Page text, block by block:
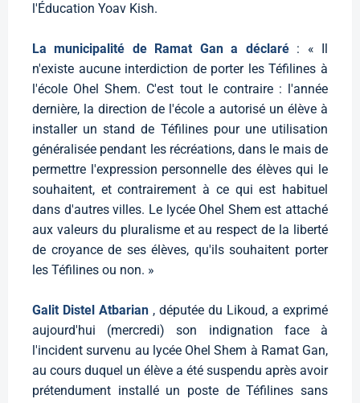
l'Éducation Yoav Kish.
La municipalité de Ramat Gan a déclaré: « Il
n'existe aucune interdiction de porter les Téfilines à
l'école Ohel Shem. C'est tout le contraire : l'année
dernière, la direction de l'école a autorisé un élève à
installer un stand de Téfilines pour une utilisation
généralisée pendant les récréations, dans le mais de
permettre l'expression personnelle des élèves qui le
souhaitent, et contrairement à ce qui est habituel
dans d'autres villes. Le lycée Ohel Shem est attaché
aux valeurs du pluralisme et au respect de la liberté
de croyance de ses élèves, qu'ils souhaitent porter
les Téfilines ou non. »
Galit Distel Atbarian , députée du Likoud, a exprimé
aujourd'hui (mercredi) son indignation face à
l'incident survenu au lycée Ohel Shem à Ramat Gan,
au cours duquel un élève a été suspendu après avoir
prétendument installé un poste de Téfilines sans